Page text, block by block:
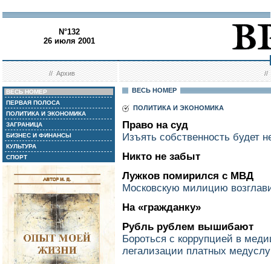
N°132
26 июля 2001
//Архив //
ВЕСЬ НОМЕР
ПЕРВАЯ ПОЛОСА
ПОЛИТИКА И ЭКОНОМИКА
ЗАГРАНИЦА
БИЗНЕС И ФИНАНСЫ
КУЛЬТУРА
СПОРТ
ВЕСЬ НОМЕР
ПОЛИТИКА И ЭКОНОМИКА
Право на суд
Изъять собственность будет
Никто не забыт
Лужков помирился с МВД
Московскую милицию
На «гражданку»
Рубль рублем вышибают
Бороться с коррупцией в
легализации платных